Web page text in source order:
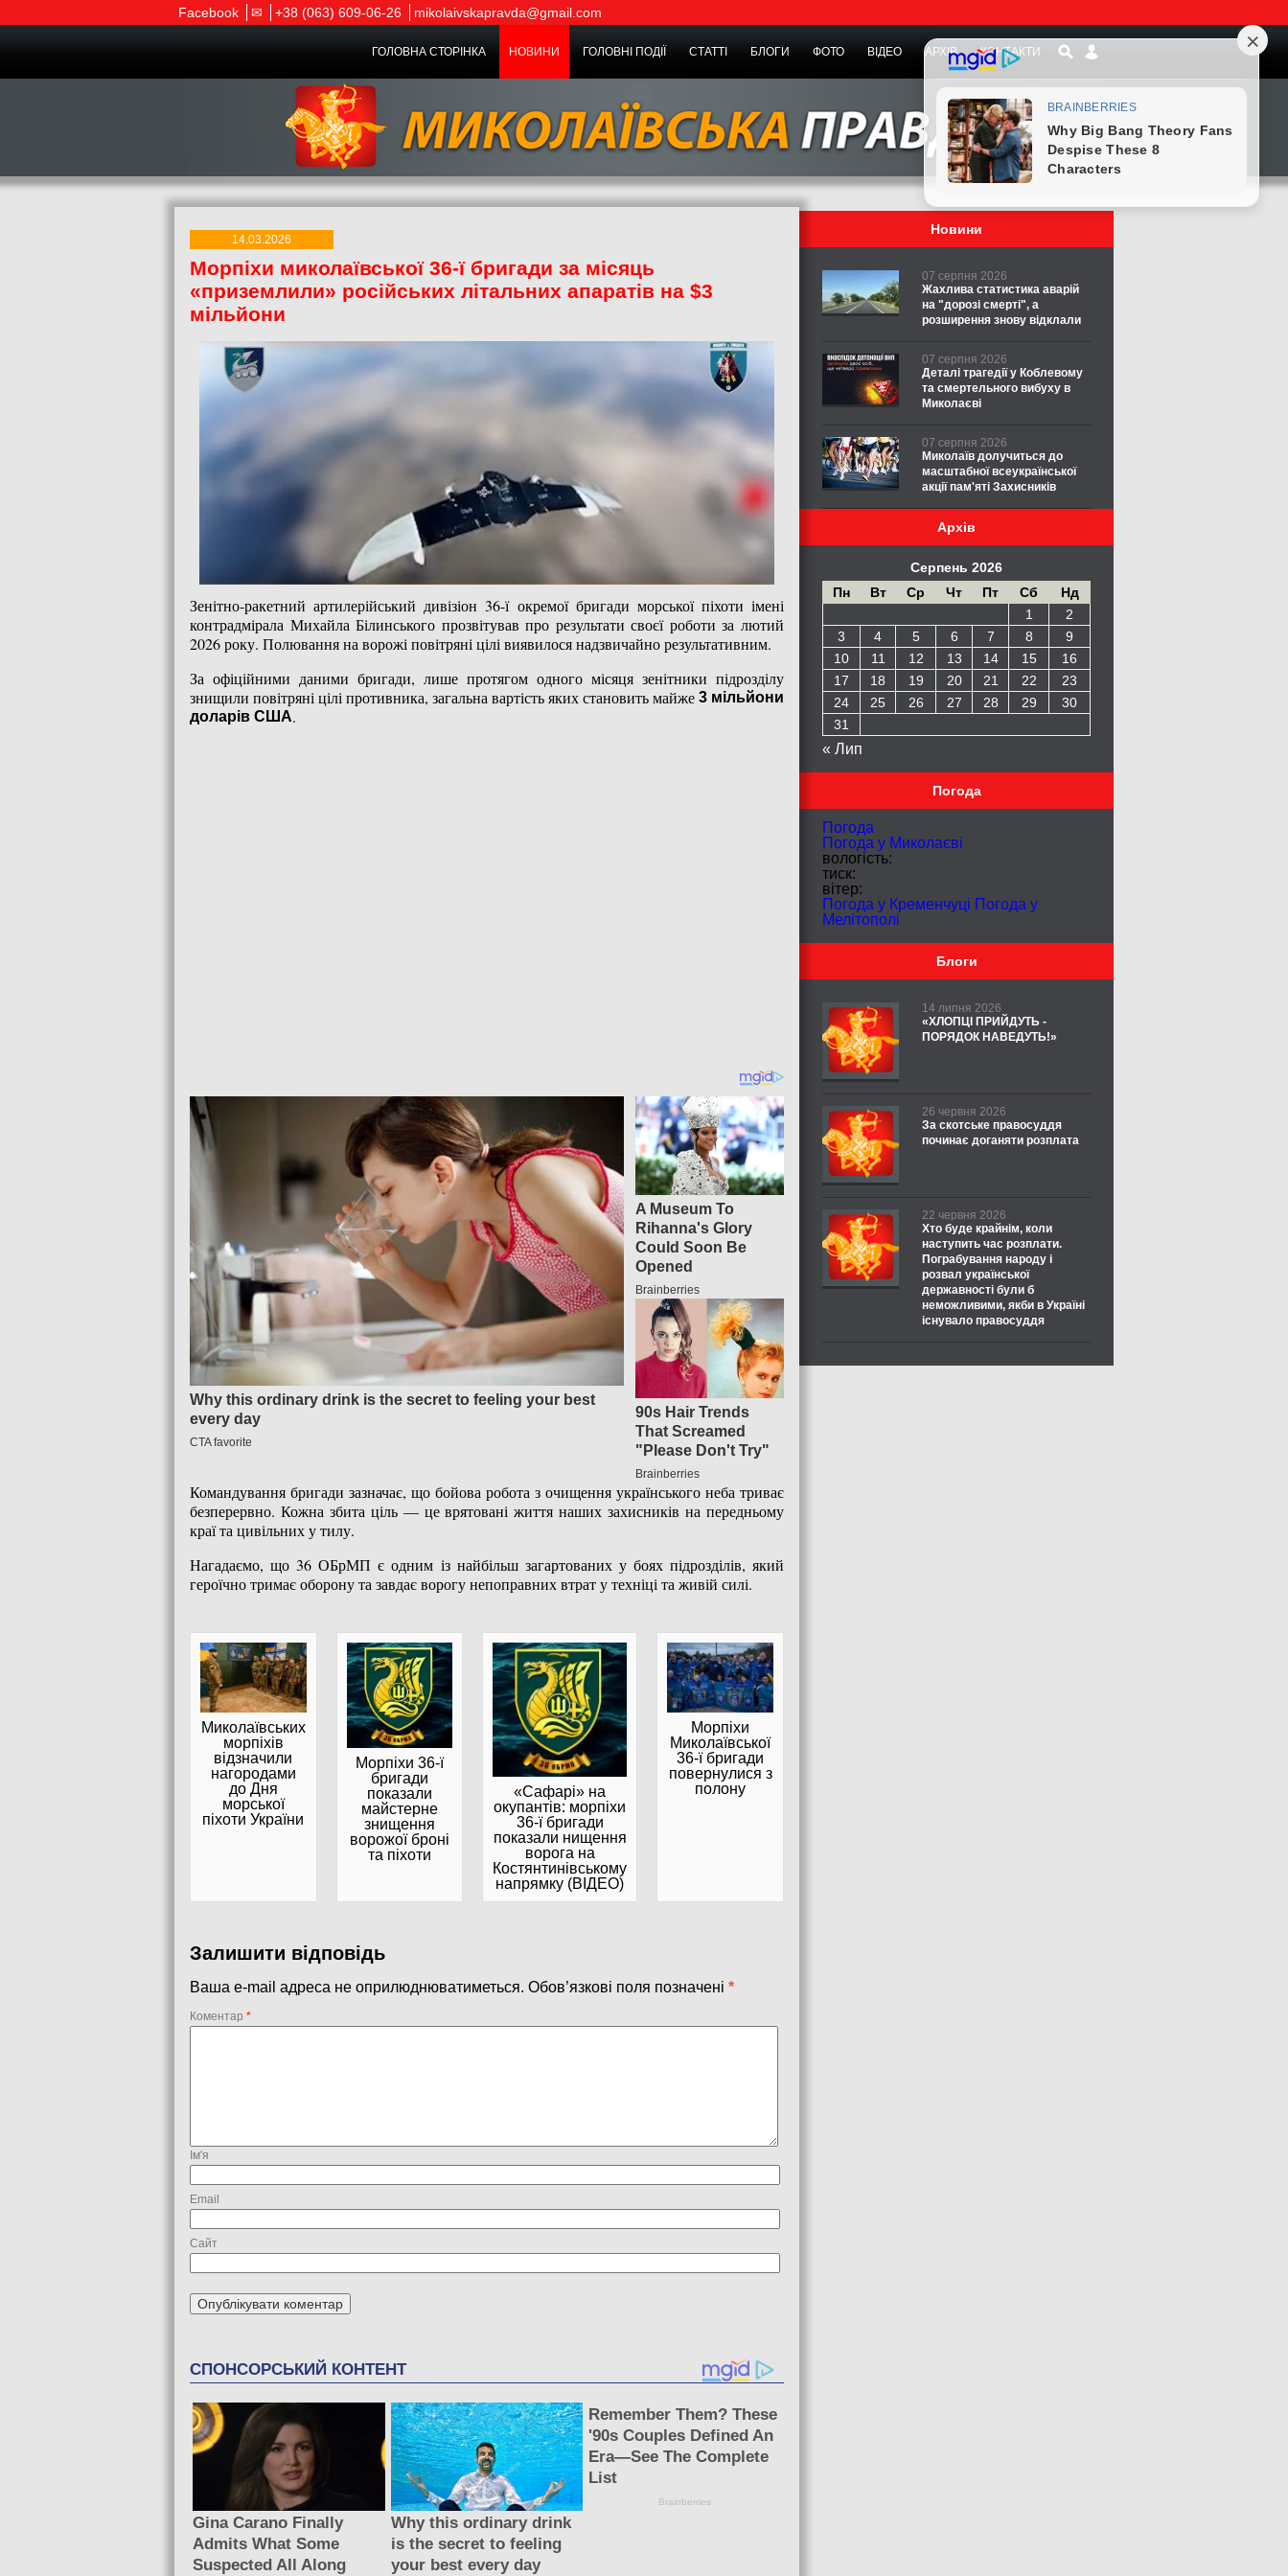
Facebook ✉ +38 (063) 609-06-26 mikolaivskapravda@gmail.com
ГОЛОВНА СТОРІНКА НОВИНИ ГОЛОВНІ ПОДІЇ СТАТТІ БЛОГИ ФОТО ВІДЕО АРХІВ КОНТАКТИ
14.03.2026
Морпіхи миколаївської 36-ї бригади за місяць
«приземлили» російських літальних апаратів на $3
мільйони
Зенітно-ракетний артилерійський дивізіон 36-ї окремої бригади морської піхоти імені
контрадмірала Михайла Білинського прозвітував про результати своєї роботи за лютий
2026 року. Полювання на ворожі повітряні цілі виявилося надзвичайно результативним.
За офіційними даними бригади, лише протягом одного місяця зенітники підрозділу
знищили повітряні цілі противника, загальна вартість яких становить майже 3 мільйони
доларів США.
Командування бригади зазначає, що бойова робота з очищення українського неба триває
безперервно. Кожна збита ціль — це врятовані життя наших захисників на передньому
краї та цивільних у тилу.
Нагадаємо, що 36 ОБрМП є одним із найбільш загартованих у боях підрозділів, який
героїчно тримає оборону та завдає ворогу непоправних втрат у техніці та живій силі.
Миколаївських
морпіхів
відзначили
нагородами
до Дня
морської
піхоти України
Морпіхи 36-ї
бригади
показали
майстерне
знищення
ворожої броні
та піхоти
«Сафарі» на
окупантів: морпіхи
36-ї бригади
показали нищення
ворога на
Костянтинівському
напрямку (ВІДЕО)
Морпіхи
Миколаївської
36-ї бригади
повернулися з
полону
Залишити відповідь
Ваша e-mail адреса не оприлюднюватиметься. Обов’язкові поля позначені *
Коментар *
Ім'я
Email
Сайт
Новини
07 серпня 2026
Жахлива статистика аварій
на "дорозі смерті", а
розширення знову відклали
07 серпня 2026
Деталі трагедії у Коблевому
та смертельного вибуху в
Миколаєві
07 серпня 2026
Миколаїв долучиться до
масштабної всеукраїнської
акції пам'яті Захисників
Архів
Серпень 2026
Пн
Вт Ср Чт Пт Сб
Нд
1
2
3
4 5 6 7 8
9
10
11 12 13 14 15
16
17
18 19 20 21 22
23
24
25 26 27 28 29
30
31
« Лип
Погода
Погода
Погода у Миколаєві
вологість:
тиск:
вітер:
Погода у Кременчуці Погода у
Мелітополі
Блоги
14 липня 2026
«ХЛОПЦІ ПРИЙДУТЬ -
ПОРЯДОК НАВЕДУТЬ!»
26 червня 2026
За скотське правосуддя
починає доганяти розплата
22 червня 2026
Хто буде крайнім, коли
наступить час розплати.
Пограбування народу і
розвал української
державності були б
неможливими, якби в Україні
існувало правосуддя